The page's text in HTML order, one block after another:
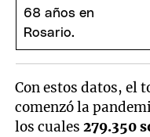
Con estos datos, el
comenzó la
los cuales279.350